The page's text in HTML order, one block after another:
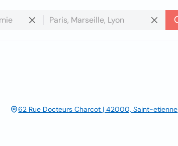
62 Rue Docteurs Charcot | 42000, Saint-etienne